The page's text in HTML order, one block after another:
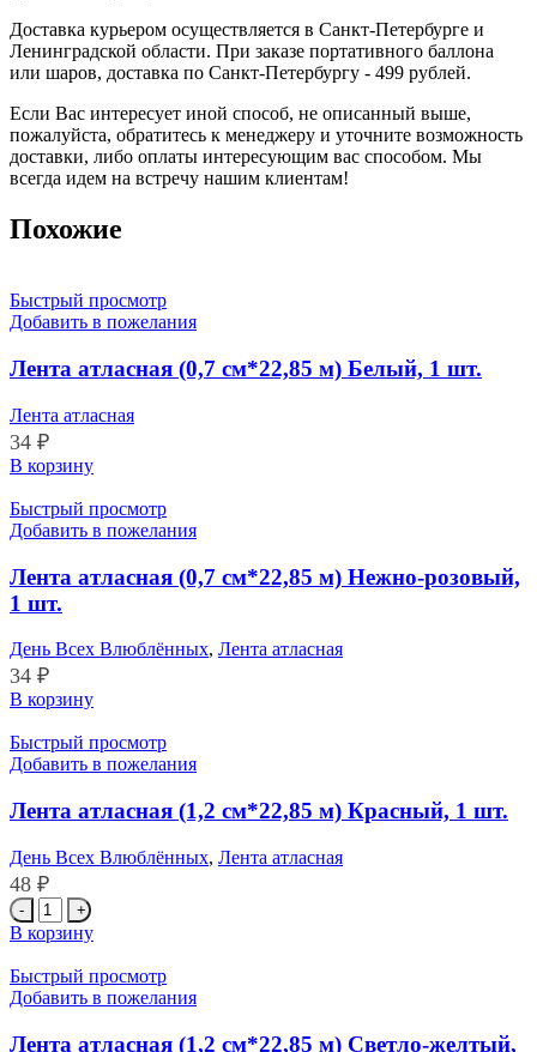
Доставка курьером осуществляется в Санкт-Петербурге и
Ленинградской области. При заказе портативного баллона
или шаров, доставка по Санкт-Петербургу - 499 рублей.
Если Вас интересует иной способ, не описанный выше,
пожалуйста, обратитесь к менеджеру и уточните возможность
доставки, либо оплаты интересующим вас способом. Мы
всегда идем на встречу нашим клиентам!
Похожие
Быстрый просмотр
Добавить в пожелания
Лента атласная (0,7 см*22,85 м) Белый, 1 шт.
Лента атласная
34 ₽
Количество
Лента
атласная
см*22,85
м)
Белый,
шт.
В корзину
Быстрый просмотр
Добавить в пожелания
Лента атласная (0,7 см*22,85 м) Нежно-розовый,
1 шт.
День Всех Влюблённых, Лента атласная
34 ₽
Количество
Лента
атласная
см*22,85
м)
Нежно-
розовый,
1
шт.
В корзину
Быстрый просмотр
Добавить в пожелания
Лента атласная (1,2 см*22,85 м) Красный, 1 шт.
День Всех Влюблённых, Лента атласная
48 ₽
Количество
товара
Лента
атласная
(1,2
В корзину
Быстрый просмотр
Добавить в пожелания
Лента атласная (1,2 см*22,85 м) Светло-желтый,